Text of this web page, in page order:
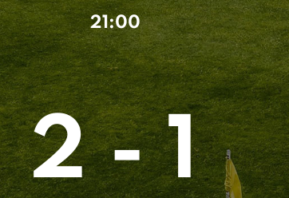
21:00
2 - 1